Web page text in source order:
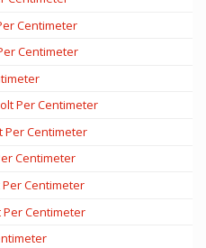
Centimeter
Centimeter
Per Centimeter
Per Centimeter
Centimeter
Centimeter
Centimeter